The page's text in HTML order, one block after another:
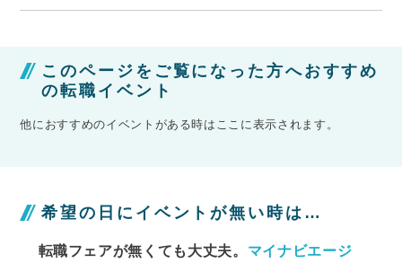
このページをご覧になった方へおすすめ
の転職イベント
他におすすめのイベントがある時はここに表示されます。
希望の日にイベントが無い時は…
転職フェアが無くても大丈夫。 マイナビエージ